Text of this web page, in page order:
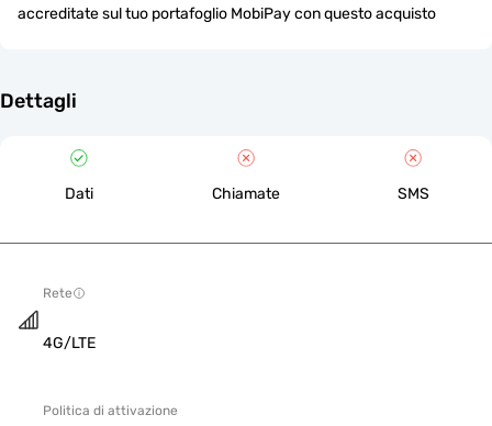
accreditate sul tuo portafoglio MobiPay con questo acquisto
Dettagli
Dati Chiamate SMS
Rete
4G/LTE
Politica di attivazione